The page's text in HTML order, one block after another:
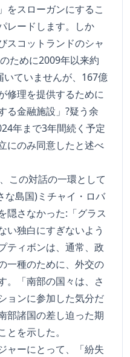
をスローガンにするこ
レードします。しか
スコットランドのシャ
ために2009年以来約
いていませんが、167億
修理を提供するために
る金融施設」?疑う余
年まで3年間続く予定
にのみ同意したと述べ
この対話の一環として
な島国)ミチャイ・ロバ
隠さなかった:「グラス
い独白にすぎないよう
ティボンは、通常、政
一種のために、外交の
。「南部の国々は、さ
ョンに参加した気分だ
部諸国の差し迫った期
を示した。
ャーにとって、「紛失